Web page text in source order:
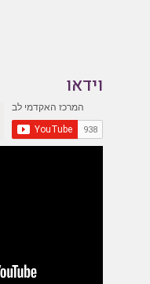
וידאו